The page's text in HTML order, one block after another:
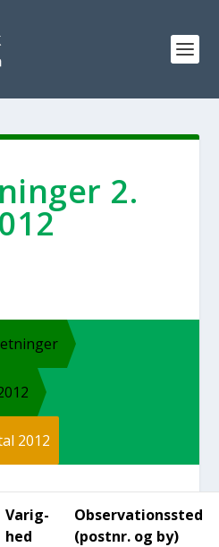
2.
2012
Varig­
hed
Obser­va­tions­sted
(post­nr. og by)